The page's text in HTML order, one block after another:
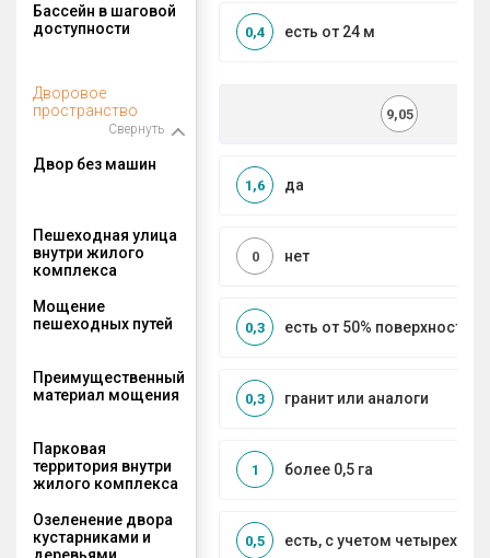
Бассейн в шаговой
доступности
есть от 24 м
0,4
Дворовое
пространство
Свернуть
9,05
Двор без машин
да
1,6
Пешеходная улица
внутри жилого
комплекса
нет
0
Мощение
пешеходных путей
есть от 50% поверхности
0,3
Преимущественный
материал мощения
гранит или аналоги
0,3
Парковая
территория внутри
жилого комплекса
более 0,5 га
1
Озеленение двора
кустарниками и
деревьями
есть, с учетом четырех
0,5